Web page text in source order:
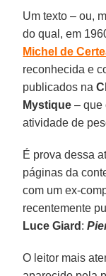
Um texto – ou,
do qual, em
Michel de
reconhecida e
publicados na
Mystique – que
atividade de
É prova dessa
páginas da
com um ex-
recentemente
Luce Giard :
O leitor mais